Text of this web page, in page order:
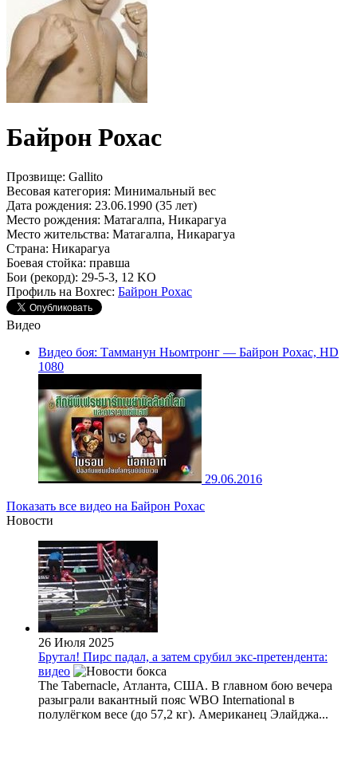
Байрон Рохас
Прозвище: Gallito
Весовая категория: Минимальный вес
Дата рождения: 23.06.1990 (35 лет)
Место рождения: Матагалпа, Никарагуа
Место жительства: Матагалпа, Никарагуа
Страна: Никарагуа
Боевая стойка: правша
Бои (рекорд): 29-5-3, 12 KO
Профиль на Boxrec: Байрон Рохас
Видео
Видео боя: Тамманун Ньомтронг — Байрон Рохас, HD
1080
29.06.2016
Показать все видео на Байрон Рохас
Новости
26 Июля 2025
Брутал! Пирс падал, а затем срубил экс-претендента:
видео
The Tabernacle, Атланта, США. В главном бою вечера
разыграли вакантный пояс WBO International в
полулёгком весе (до 57,2 кг). Американец Элайджа...